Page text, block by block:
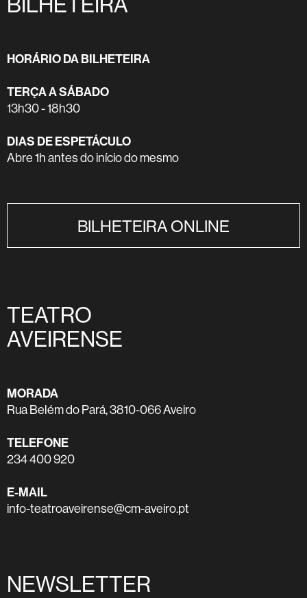
HORÁRIO DA BILHETEIRA
TERÇA A SÁBADO
13h30 - 18h30
DIAS DE ESPETÁCULO
Abre 1h antes do início do mesmo
BILHETEIRA ONLINE
TEATRO
AVEIRENSE
MORADA
Rua Belém do Pará, 3810-066 Aveiro
TELEFONE
234 400 920
E-MAIL
info-teatroaveirense@cm-aveiro.pt
NEWSLETTER